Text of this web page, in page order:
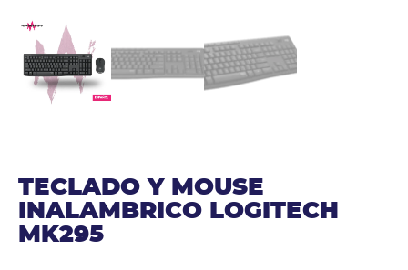
TECLADO Y MOUSE
INALAMBRICO LOGITECH
MK295